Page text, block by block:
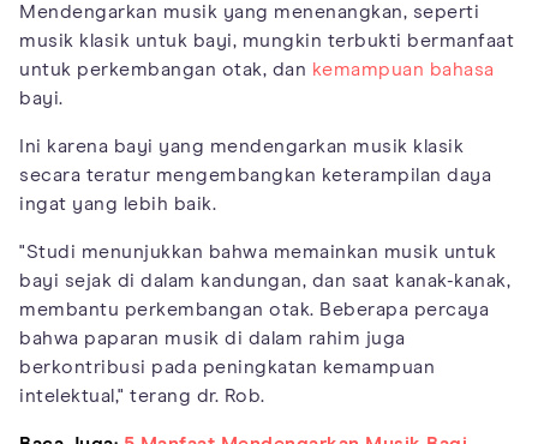
Mendengarkan musik yang menenangkan, seperti
musik klasik untuk bayi, mungkin terbukti bermanfaat
untuk perkembangan otak, dan kemampuan bahasa
bayi.
Ini karena bayi yang mendengarkan musik klasik
secara teratur mengembangkan keterampilan daya
ingat yang lebih baik.
"Studi menunjukkan bahwa memainkan musik untuk
bayi sejak di dalam kandungan, dan saat kanak-kanak,
membantu perkembangan otak. Beberapa percaya
bahwa paparan musik di dalam rahim juga
berkontribusi pada peningkatan kemampuan
intelektual," terang dr. Rob.